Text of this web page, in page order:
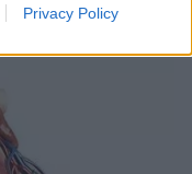
Privacy Policy